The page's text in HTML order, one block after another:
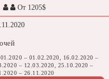
От 1205$
– 01.02.2020, 16.02.2020 –
– 12.03.2020, 25.10.2020 –
– 26.11.2020